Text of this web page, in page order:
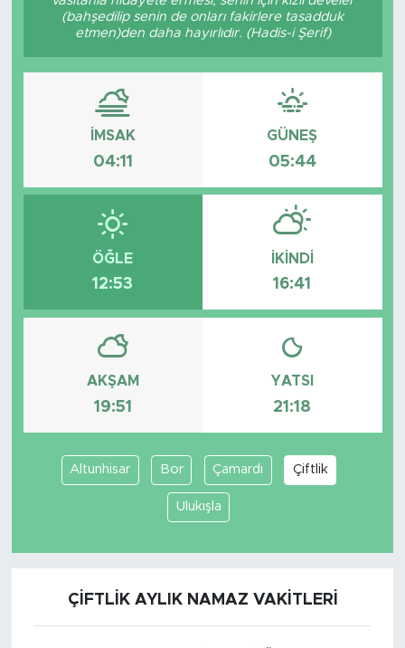
(bahşedilip senin de onları fakirlere tasadduk
etmen)den daha hayırlıdır. (Hadis-i Şerif)
İMSAK
04:11
GÜNEŞ
05:44
ÖĞLE
12:53
İKINDI
16:41
AKŞAM
19:51
YATSI
21:18
Altunhisar Bor Çamardı Çiftlik
Ulukışla
ÇIFTLIK AYLIK NAMAZ VAKITLERI
Tarihçe
Söyleşi
Foto Şaka
Teknoloji
Politika